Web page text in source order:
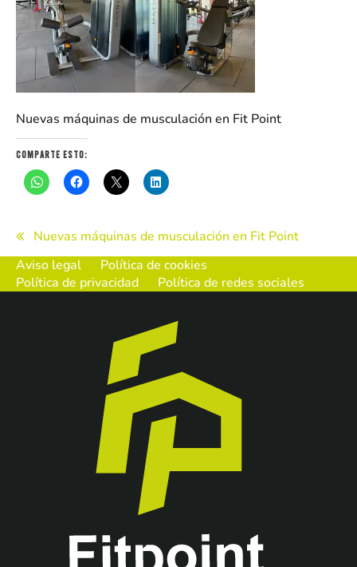
Nuevas máquinas de musculación en Fit Point
Comparte esto:
Navegación
de
entradas
Nuevas máquinas de musculación en Fit Point
Aviso legal
Política de cookies
Política de privacidad
Política de redes sociales